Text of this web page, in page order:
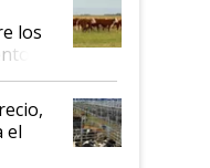
los
el